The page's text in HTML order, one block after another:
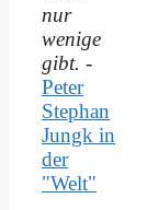
nur
wenige
gibt. -
Peter
Stephan
Jungk in
der
"Welt"